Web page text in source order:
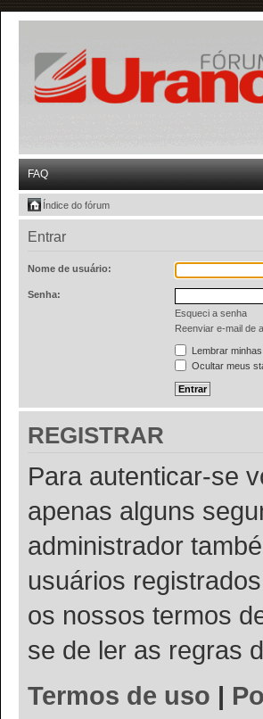
FAQ
Índice do fórum
Entrar
Nome de usuário:
Senha:
Esqueci a senha
Reenviar e-mail de
Lembrar
Ocultar meus
REGISTRAR
Para autenticar-se
apenas alguns
administrador
usuários
os nossos termos
se de ler as regras
Termos de uso |